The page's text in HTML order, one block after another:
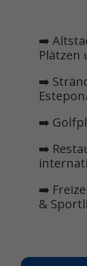
➡️
Plätzen
➡️
➡️
➡️
➡️
&